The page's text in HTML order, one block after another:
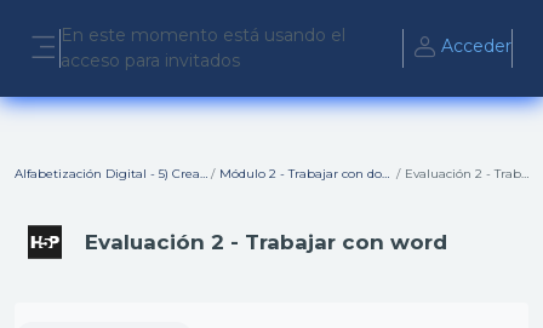
Panel lateral
En este momento está usando el
acceso para invitados
Acceder
Alfabetización Digital - 5) Crear Contenido Digital Módulo 2 - Trabajar con documentos de Word Evaluación 2 - Trabajar con word
Evaluación 2 - Trabajar con word